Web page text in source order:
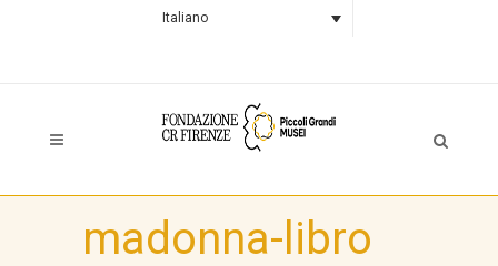
Italiano
madonna-libro